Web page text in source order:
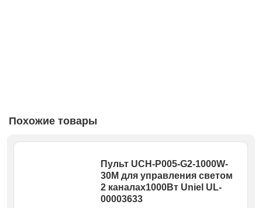
Похожие товары
Пульт UCH-P005-G2-1000W-
30M для управления светом
2 каналах1000Вт Uniel UL-
00003633